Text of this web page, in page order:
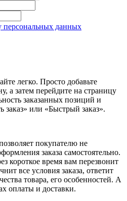
персональных данных
легко. Просто добавьте
а затем перейдите на страницу
заказанных позиций и
или «Быстрый заказ».
покупателю не
заказа самостоятельно.
короткое время вам перезвонит
все условия заказа, ответит
товара, его особенностей. А
оплаты и доставки.